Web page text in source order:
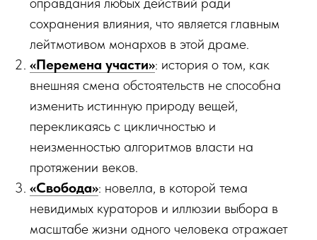
сохранения влияния, что является главным
лейтмотивом монархов в этой драме.
«Перемена участи»: история о том, как
внешняя смена обстоятельств не способна
изменить истинную природу вещей,
перекликаясь с цикличностью и
неизменностью алгоритмов власти на
протяжении веков.
«Свобода»: новелла, в которой тема
невидимых кураторов и иллюзии выбора в
масштабе жизни одного человека отражает